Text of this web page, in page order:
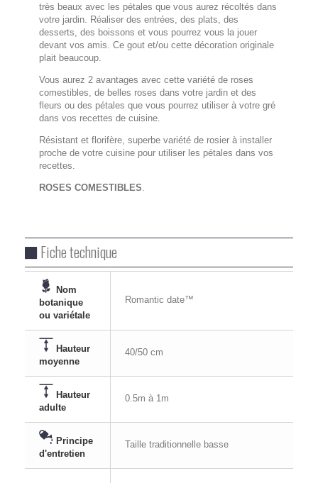
très beaux avec les pétales que vous aurez récoltés dans
votre jardin. Réaliser des entrées, des plats, des
desserts, des boissons et vous pourrez vous la jouer
devant vos amis. Ce gout et/ou cette décoration originale
plait beaucoup.
Vous aurez 2 avantages avec cette variété de roses
comestibles, de belles roses dans votre jardin et des
fleurs ou des pétales que vous pourrez utiliser à votre gré
dans vos recettes de cuisine.
Résistant et florifère, superbe variété de rosier à installer
proche de votre cuisine pour utiliser les pétales dans vos
recettes.
ROSES COMESTIBLES.
Fiche technique
Nom
botanique
ou variétale
Romantic date™
Hauteur
moyenne
40/50 cm
Hauteur
adulte
0.5m à 1m
Principe
d'entretien
Taille traditionnelle basse